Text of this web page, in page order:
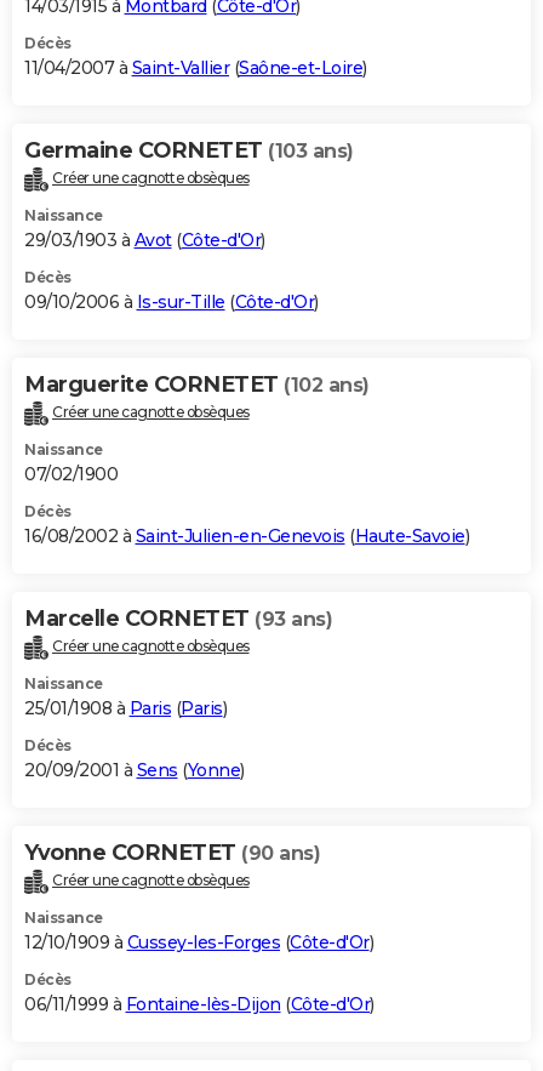
14/03/1915 à Montbard (Côte-d'Or)
Décès
11/04/2007 à Saint-Vallier(Saône-et-Loire)
Germaine CORNETET (103 ans)
Créer une cagnotte obsèques
Naissance
29/03/1903 à Avot(Côte-d'Or)
Décès
09/10/2006 à Is-sur-Tille (Côte-d'Or)
Marguerite CORNETET (102 ans)
Créer une cagnotte obsèques
Naissance
07/02/1900
Décès
16/08/2002 à Saint-Julien-en-Genevois (Haute-Savoie)
Marcelle CORNETET (93 ans)
Créer une cagnotte obsèques
Naissance
25/01/1908 à Paris (Paris)
Décès
20/09/2001 à Sens (Yonne)
Yvonne CORNETET (90 ans)
Créer une cagnotte obsèques
Naissance
12/10/1909 à Cussey-les-Forges (Côte-d'Or)
Décès
06/11/1999 à Fontaine-lès-Dijon (Côte-d'Or)